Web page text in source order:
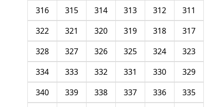
311
312
313
314
315
316
317
318
319
320
321
322
323
324
325
326
327
328
329
330
331
332
333
334
335
336
337
338
339
340